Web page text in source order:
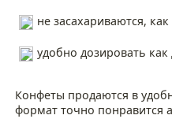
не засахариваются,
удобно дозировать
Конфеты продаются в
формат точно понравится